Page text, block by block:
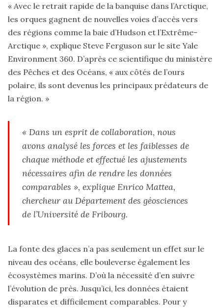
« Avec le retrait rapide de la banquise dans l’Arctique,
les orques gagnent de nouvelles voies d’accès vers
des régions comme la baie d’Hudson et l’Extrême-
Arctique », explique Steve Ferguson sur le site Yale
Environment 360. D’après ce scientifique du ministère
des Pêches et des Océans, « aux côtés de l’ours
polaire, ils sont devenus les principaux prédateurs de
la région. »
« Dans un esprit de collaboration, nous
avons analysé les forces et les faiblesses de
chaque méthode et effectué les ajustements
nécessaires afin de rendre les données
comparables », explique Enrico Mattea,
chercheur au Département des géosciences
de l’Université de Fribourg.
La fonte des glaces n’a pas seulement un effet sur le
niveau des océans, elle bouleverse également les
écosystèmes marins. D’où la nécessité d’en suivre
l’évolution de près. Jusqu’ici, les données étaient
disparates et difficilement comparables. Pour y